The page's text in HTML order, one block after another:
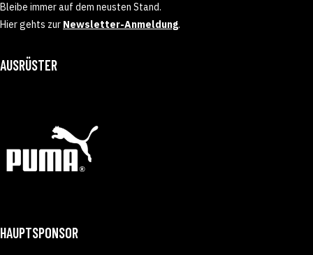
Bleibe immer auf dem neusten Stand.
Hier gehts zur Newsletter-Anmeldung.
AUSRÜSTER
HAUPTSPONSOR